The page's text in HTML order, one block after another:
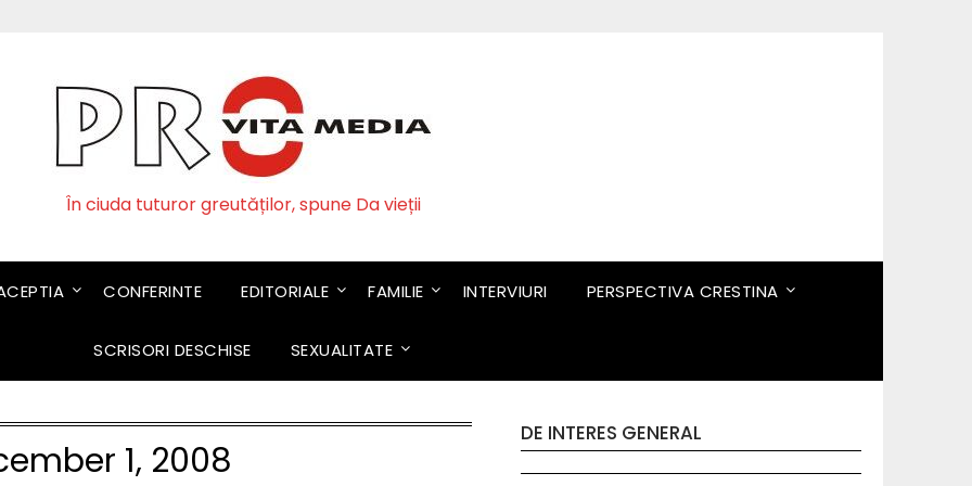
În ciuda tuturor greutăților, spune Da vieții
CONFERINTE EDITORIALE FAMILIE INTERVIURI PERSPECTIVA CRESTINA
SCRISORI DESCHISE SEXUALITATE
1, 2008
DE INTERES GENERAL